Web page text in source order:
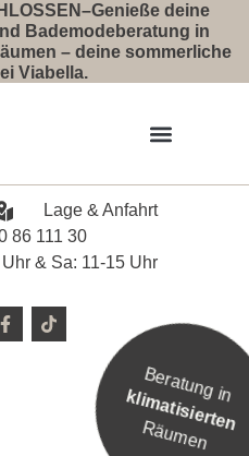
deine
Bademodeberatung in
– deine sommerliche
Viabella.
Lage & Anfahrt
86 111 30
& Sa: 11-15 Uhr
Beratung in
klimatisierten
Räumen